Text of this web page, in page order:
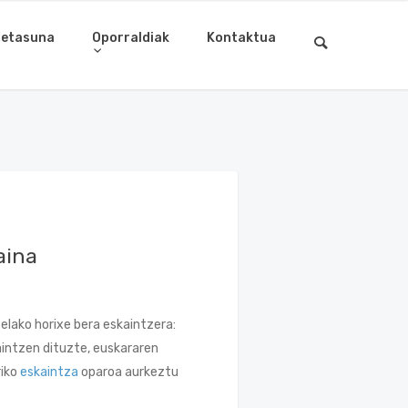
Oporraldiak Kontaktua
horixe bera eskaintzera:
dituzte, euskararen
eskaintza oparoa aurkeztu